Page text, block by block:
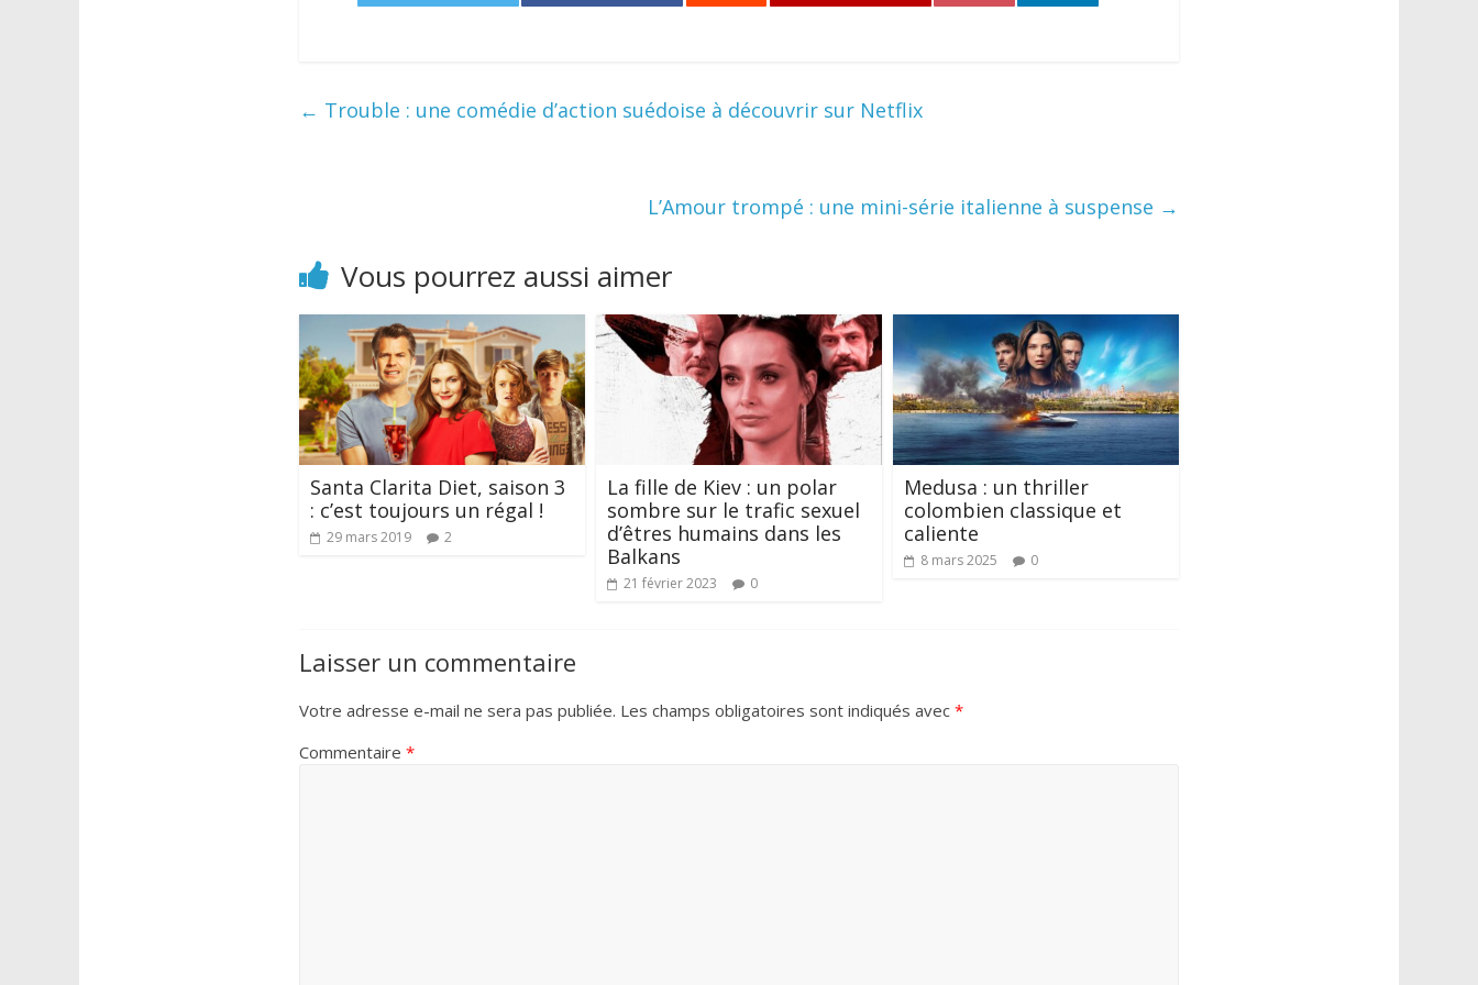
← Trouble : une comédie d’action suédoise à découvrir sur Netflix
L’Amour trompé : une mini-série italienne à suspense →
Vous pourrez aussi aimer
Santa Clarita Diet, saison 3
: c’est toujours un régal !
29 mars 2019 2
La fille de Kiev : un polar
sombre sur le trafic sexuel
d’êtres humains dans les
Balkans
21 février 2023 0
Medusa : un thriller
colombien classique et
caliente
8 mars 2025 0
Laisser un commentaire
Votre adresse e-mail ne sera pas publiée. Les champs obligatoires sont indiqués avec *
Commentaire *